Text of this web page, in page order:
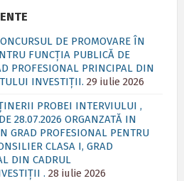
DE PROMOVARE ÎN
FUNCȚIA PUBLICĂ DE
PROFESIONAL PRINCIPAL DIN
INVESTIȚII. 29 iulie 2026
PROBEI INTERVIULUI ,
28.07.2026 ORGANZATĂ IN
GRAD PROFESIONAL PENTRU
CLASA I, GRAD
DIN CADRUL
. 28 iulie 2026